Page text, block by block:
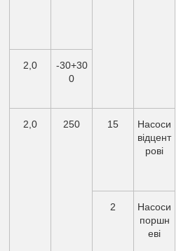
2,0
-30+30
0
2,0 250 15
Насоси
відцент
рові
2
Насоси
поршн
еві